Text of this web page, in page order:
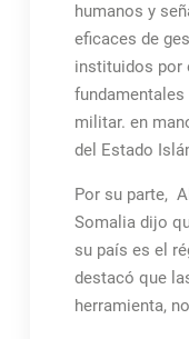
humanos y
eficaces de
instituidos por
militar. en
del Estado
Por su parte,
Somalia dijo
su país es el
destacó que
herramienta,